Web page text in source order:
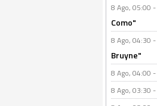
8 Ago, 05:00 -
Como"
8 Ago, 04:30 -
Bruyne"
8 Ago, 04:00 -
8 Ago, 03:30 -